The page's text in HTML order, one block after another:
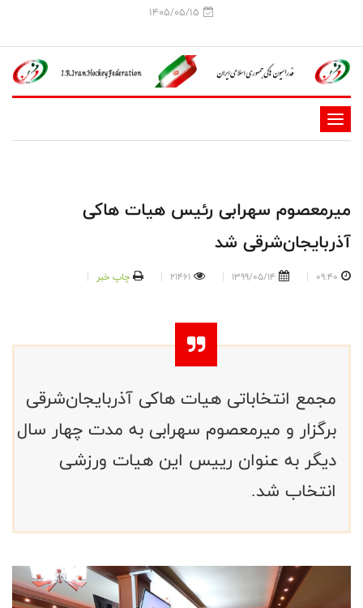
1405/05/15
-
-
-
-
میرمعصوم سهرابی رئیس هیات هاکی
آذربایجان‌شرقی شد
09:40
1399/05/14
21461 چاپ خبر
مجمع انتخاباتی هیات هاکی آذربایجان‌شرقی
برگزار و میرمعصوم سهرابی به مدت چهار سال
دیگر به عنوان رییس این هیات ورزشی
انتخاب شد.